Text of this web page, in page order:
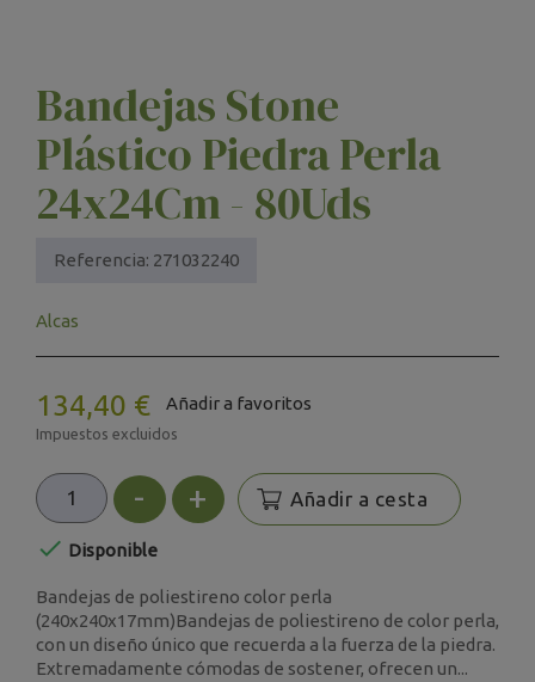
Bandejas Stone
Plástico Piedra Perla
24x24Cm - 80Uds
Referencia: 271032240
Alcas
134,40 € Añadir a favoritos
Impuestos excluidos
- + Añadir a cesta
 Disponible
Bandejas de poliestireno color perla
(240x240x17mm)Bandejas de poliestireno de color perla,
con un diseño único que recuerda a la fuerza de la piedra.
Extremadamente cómodas de sostener, ofrecen un...